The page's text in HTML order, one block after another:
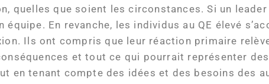
quelles que soient les circonstances. Si un
équipe. En revanche, les individus au QE élevé
Ils ont compris que leur réaction primaire
et tout ce qui pourrait représenter
en tenant compte des idées et des besoins des